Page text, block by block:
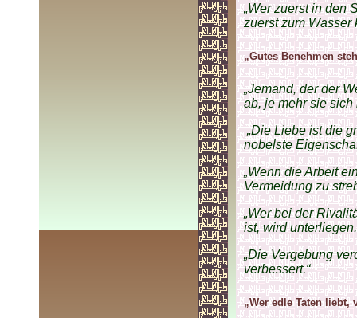
„Wer zuerst in den
zuerst zum Wasser
„Gutes Benehmen
„Jemand, der der
ab, je mehr sie sich
„Die Liebe ist die
nobelste
„Wenn die Arbeit
Vermeidung zu
„Wer bei der
ist, wird
„Die Vergebung
verbessert.“
„Wer edle Taten liebt,